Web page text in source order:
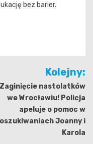
bez barier.
Kolejny:
Zaginięcie nastolatków
we Wrocławiu! Policja
apeluje o pomoc w
Joanny i
Karola